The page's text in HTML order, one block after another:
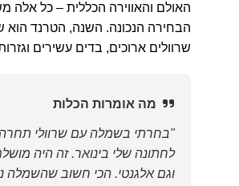
האולם והאווירה הכללית – כל אלה
הבחירה הנכונה. השנה, הטרנד הוא
שרוולים ארוכים, בדים עשירים
מה אומרות הכלות
"בחרתי בשמלה עם שרוולי תחרה
לחתונה שלי בינואר. זה היה
וגם אלגנטי. הכי חשוב שהשמלה